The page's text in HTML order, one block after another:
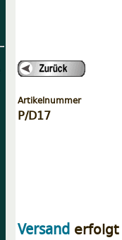
Artikelnummer
P/D17
Versand erfolgt